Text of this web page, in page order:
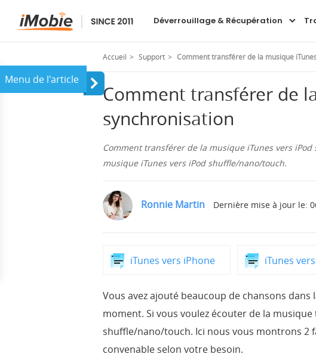
Déverrouillage & Récupération
AnyTrans
Accueil Support Comment transférer de la musique
Comment transférer de
synchronisation
Comment transférer de la musique iTunes vers
musique iTunes vers iPod shuffle/nano/touch.
Ronnie Martin Dernière mise à jour le:
iTunes vers iPhone iTunes
Vous avez ajouté beaucoup de chansons
moment. Si vous voulez écouter de la
shuffle/nano/touch. Ici nous vous montrons 2
convenable selon votre besoin.